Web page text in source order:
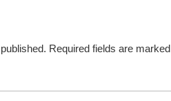
Required fields are marked